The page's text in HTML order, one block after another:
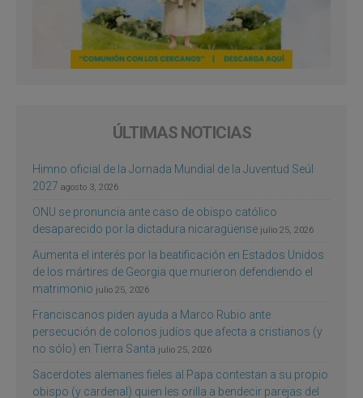
ÚLTIMAS NOTICIAS
Himno oficial de la Jornada Mundial de la Juventud Seúl
2027 agosto 3, 2026
ONU se pronuncia ante caso de obispo católico
desaparecido por la dictadura nicaragüense julio 25, 2026
Aumenta el interés por la beatificación en Estados Unidos
de los mártires de Georgia que murieron defendiendo el
matrimonio julio 25, 2026
Franciscanos piden ayuda a Marco Rubio ante
persecución de colonos judíos que afecta a cristianos (y
no sólo) en Tierra Santa julio 25, 2026
Sacerdotes alemanes fieles al Papa contestan a su propio
obispo (y cardenal) quien les orilla a bendecir parejas del